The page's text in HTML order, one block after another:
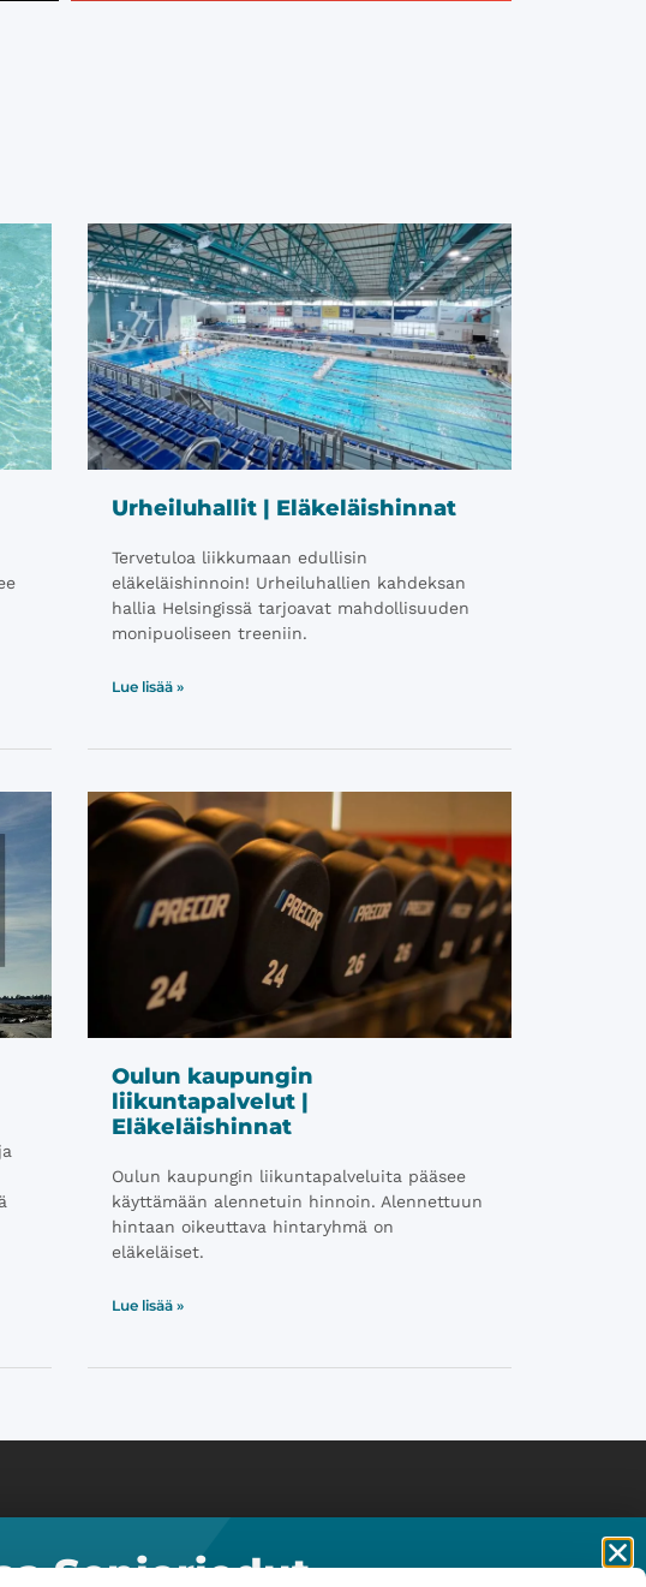
Urheiluhallit | Eläkeläishinnat
Tervetuloa liikkumaan edullisin
eläkeläishinnoin! Urheiluhallien kahdeksan
hallia Helsingissä tarjoavat mahdollisuuden
monipuoliseen treeniin.
Lue lisää »
Oulun kaupungin
liikuntapalvelut |
Eläkeläishinnat
Oulun kaupungin liikuntapalveluita pääsee
käyttämään alennetuin hinnoin. Alennettuun
hintaan oikeuttava hintaryhmä on
eläkeläiset.
Lue lisää »
Matkat & Hotellit Tietoa palvelusta
Senioriedut-